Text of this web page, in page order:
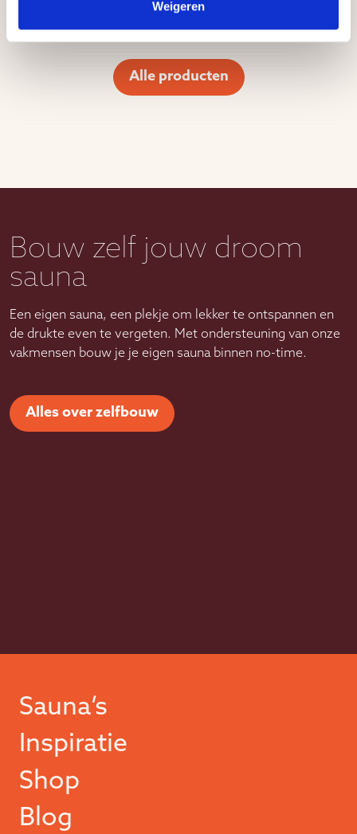
Weigeren
Alle producten
Bouw zelf jouw droom
sauna
Een eigen sauna, een plekje om lekker te ontspannen en
de drukte even te vergeten. Met ondersteuning van onze
vakmensen bouw je je eigen sauna binnen no-time.
Alles over zelfbouw
Sauna’s
Inspiratie
Shop
Blog